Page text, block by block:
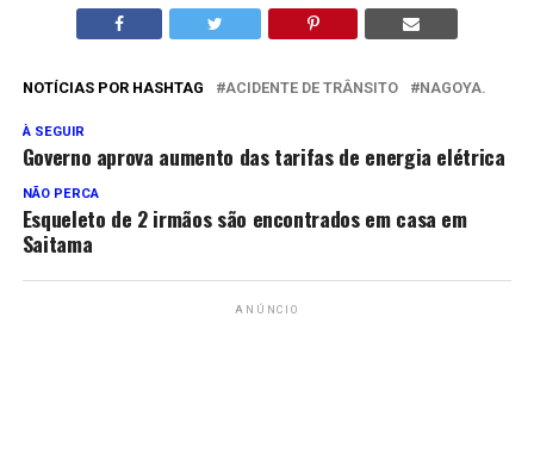
NOTÍCIAS POR HASHTAG ACIDENTE DE TRÂNSITO NAGOYA.
À SEGUIR
Governo aprova aumento das tarifas de energia elétrica
NÃO PERCA
Esqueleto de 2 irmãos são encontrados em casa em
Saitama
ANÚNCIO